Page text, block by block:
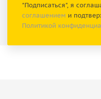
"Подписаться", я
соглашением и
Политикой